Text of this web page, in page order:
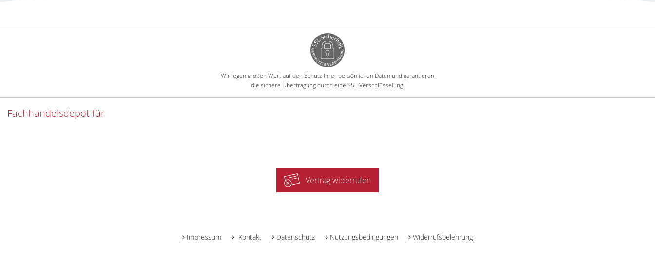
Wir legen großen Wert auf den Schutz Ihrer persönlichen Daten und garantieren
die sichere Übertragung durch eine SSL-Verschlüsselung.
Fachhandelsdepot für
Vertrag widerrufen
Impressum Kontakt Datenschutz Nutzungsbedingungen Widerrufsbelehrung